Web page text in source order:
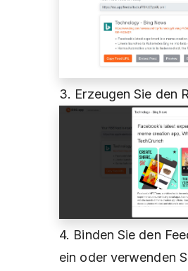
3. Erzeugen Sie den
4. Binden Sie den
ein oder verwenden